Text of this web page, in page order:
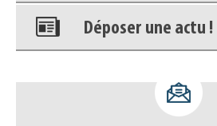
Déposer une actu !
déconnecter)